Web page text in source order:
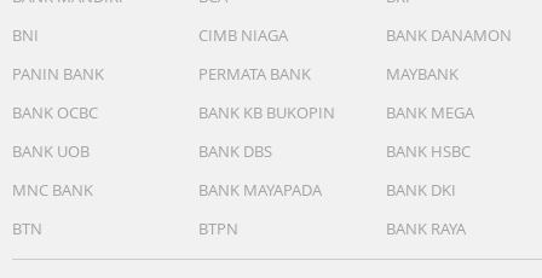
Dimensi & Desain
162.93 x 77.47 x 7.38 mm
Fingerprint On Display
Kamera
• 50MP Auto Focus
BNI
CIMB NIAGA
BANK DANAMON
PANIN BANK
PERMATA BANK
MAYBANK
BANK OCBC
BANK KB BUKOPIN
BANK MEGA
BANK UOB
BANK DBS
BANK HSBC
MNC BANK
BANK MAYAPADA
BANK DKI
BTN
BTPN BANK RAYA